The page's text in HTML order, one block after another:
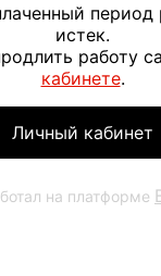
период
истек.
работу
кабинете.
Личный кабинет
на платформе